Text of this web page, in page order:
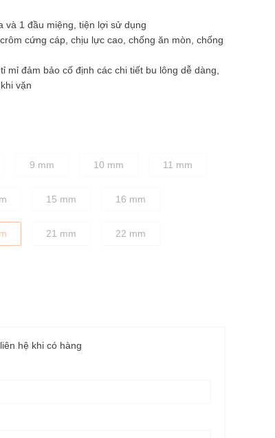
và 1 đầu miệng, tiện lợi sử dụng
cứng cáp, chịu lực cao, chống ăn mòn, chống
mỉ đảm bảo cố định các chi tiết bu lông dễ dàng,
vặn
các loại bu lông, ốc vít phù hợp
9 mm 10 mm 11 mm
15 mm 16 mm
21 mm 22 mm
hệ khi có hàng